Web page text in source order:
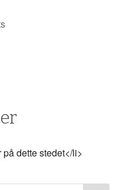
dette stedet</li>